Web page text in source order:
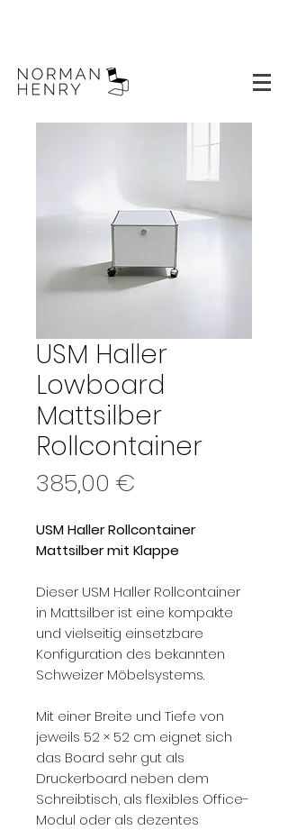
USM Haller
Lowboard
Mattsilber
Rollcontainer
385,00 €
USM Haller Rollcontainer
Mattsilber mit Klappe
Dieser USM Haller Rollcontainer
in Mattsilber ist eine kompakte
und vielseitig einsetzbare
Konfiguration des bekannten
Schweizer Möbelsystems.
Mit einer Breite und Tiefe von
jeweils 52 × 52 cm eignet sich
das Board sehr gut als
Druckerboard neben dem
Schreibtisch, als flexibles Office-
Modul oder als dezentes